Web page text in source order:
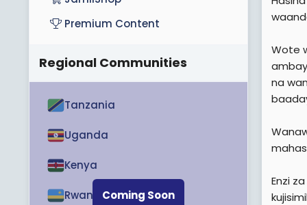
Wote
na
Enzi
Premium Content
Regional Communities
Coming Soon
Tanzania
Uganda
Kenya
Rwanda